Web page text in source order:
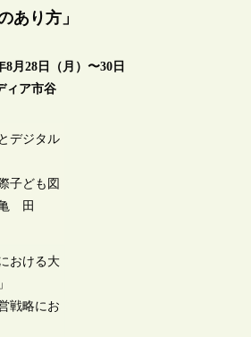
あり方」
8月28日（月）〜30日
ィア市谷
デジタル
子ども図
田
おける大
戦略にお